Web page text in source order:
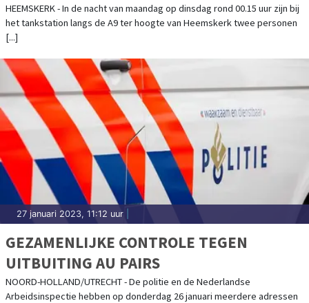
HEEMSKERK - In de nacht van maandag op dinsdag rond 00.15 uur zijn bij
het tankstation langs de A9 ter hoogte van Heemskerk twee personen
[...]
27 januari 2023, 11:12 uur
GEZAMENLIJKE CONTROLE TEGEN
UITBUITING AU PAIRS
NOORD-HOLLAND/UTRECHT - De politie en de Nederlandse
Arbeidsinspectie hebben op donderdag 26 januari meerdere adressen